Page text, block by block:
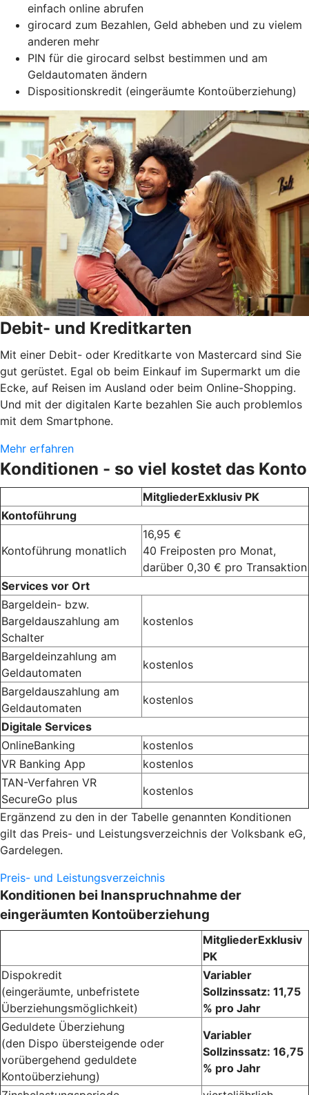
einfach online abrufen
girocard zum Bezahlen, Geld abheben und zu vielem
anderen mehr
PIN für die girocard selbst bestimmen und am
Geldautomaten ändern
Dispositionskredit (eingeräumte Kontoüberziehung)
Debit- und Kreditkarten
Mit einer Debit- oder Kreditkarte von Mastercard sind Sie
gut gerüstet. Egal ob beim Einkauf im Supermarkt um die
Ecke, auf Reisen im Ausland oder beim Online-Shopping.
Und mit der digitalen Karte bezahlen Sie auch problemlos
mit dem Smartphone.
Mehr erfahren
Konditionen - so viel kostet das Konto
MitgliederExklusiv PK
Kontoführung
Kontoführung monatlich
16,95 €
40 Freiposten pro Monat,
darüber 0,30 € pro Transaktion
Services vor Ort
Bargeldein- bzw.
Bargeldauszahlung am
Schalter
kostenlos
Bargeldeinzahlung am
Geldautomaten
kostenlos
Bargeldauszahlung am
Geldautomaten
kostenlos
Digitale Services
OnlineBanking
kostenlos
VR Banking App
kostenlos
TAN-Verfahren VR
SecureGo plus
kostenlos
Ergänzend zu den in der Tabelle genannten Konditionen
gilt das Preis- und Leistungsverzeichnis der Volksbank eG,
Gardelegen.
Preis- und Leistungsverzeichnis
Konditionen bei Inanspruchnahme der
eingeräumten Kontoüberziehung
MitgliederExklusiv
PK
Dispokredit
(eingeräumte, unbefristete
Überziehungsmöglichkeit)
Variabler
Sollzinssatz: 11,75
% pro Jahr
Geduldete Überziehung
(den Dispo übersteigende oder
vorübergehend geduldete
Kontoüberziehung)
Variabler
Sollzinssatz: 16,75
% pro Jahr